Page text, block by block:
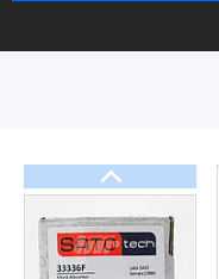
Корнева група